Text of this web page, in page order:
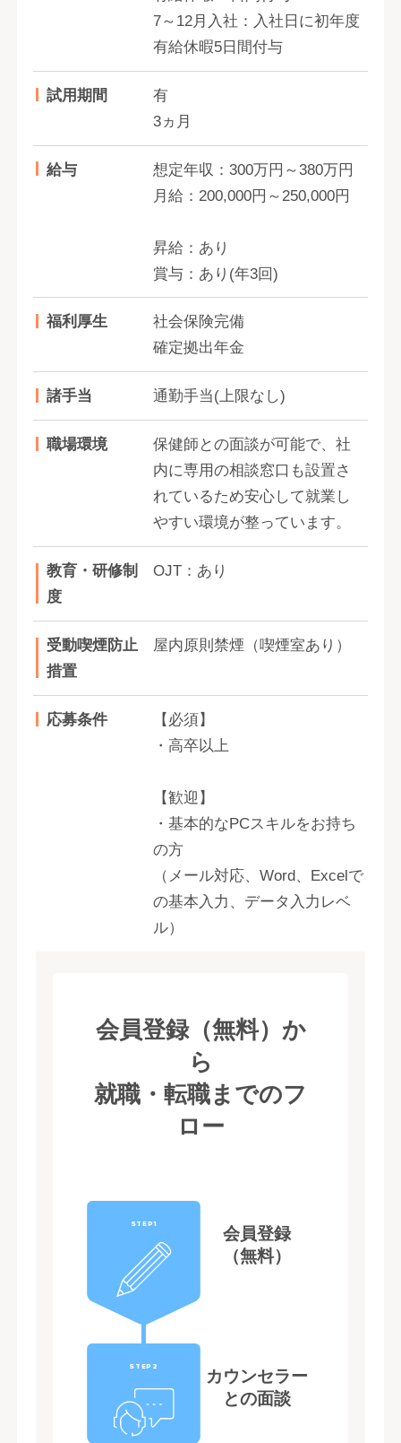
7～12月入社：入社日に初年度
有給休暇5日間付与
試用期間
有
3ヵ月
給与
想定年収：300万円～380万円
月給：200,000円～250,000円
昇給：あり
賞与：あり(年3回)
福利厚生
社会保険完備
確定拠出年金
諸手当 通勤手当(上限なし)
職場環境
保健師との面談が可能で、社
内に専用の相談窓口も設置さ
れているため安心して就業し
やすい環境が整っています。
教育・研修制
度
OJT：あり
受動喫煙防止
措置
屋内原則禁煙（喫煙室あり）
応募条件
【必須】
・高卒以上
【歓迎】
・基本的なPCスキルをお持ち
の方
（メール対応、Word、Excelで
の基本入力、データ入力レベ
ル）
会員登録（無料）か
ら
就職・転職までのフ
ロー
STEP1
会員登録
（無料）
STEP2
カウンセラー
との面談